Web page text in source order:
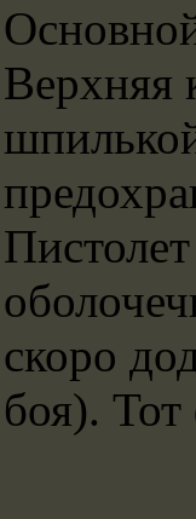
Верхняя
скоро
боя).